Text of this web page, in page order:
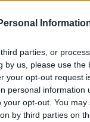
parties, or
us, please use the
your opt-out request
personal information
opt-out. You
by third parties on